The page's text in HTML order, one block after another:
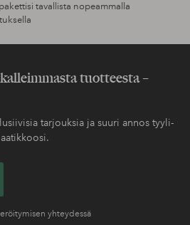
tavallista nopeammalla
tuotteesta –
tarjouksia ja suuri annos tyyli-
yhteydessä